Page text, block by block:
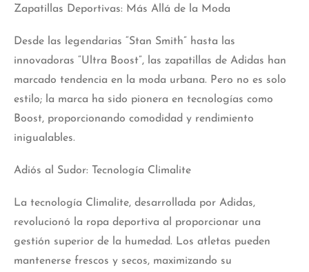
Zapatillas Deportivas: Más Allá de la Moda
Desde las legendarias “Stan Smith” hasta las
innovadoras “Ultra Boost”, las zapatillas de Adidas han
marcado tendencia en la moda urbana. Pero no es solo
estilo; la marca ha sido pionera en tecnologías como
Boost, proporcionando comodidad y rendimiento
inigualables.
Adiós al Sudor: Tecnología Climalite
La tecnología Climalite, desarrollada por Adidas,
revolucionó la ropa deportiva al proporcionar una
gestión superior de la humedad. Los atletas pueden
mantenerse frescos y secos, maximizando su